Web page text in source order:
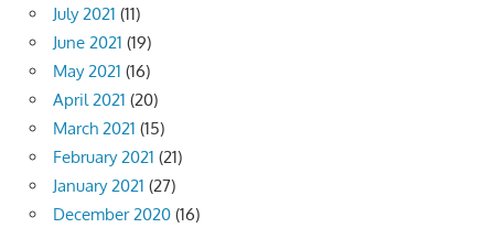
July 2021 (11)
June 2021 (19)
May 2021 (16)
April 2021 (20)
March 2021 (15)
February 2021 (21)
January 2021 (27)
December 2020 (16)